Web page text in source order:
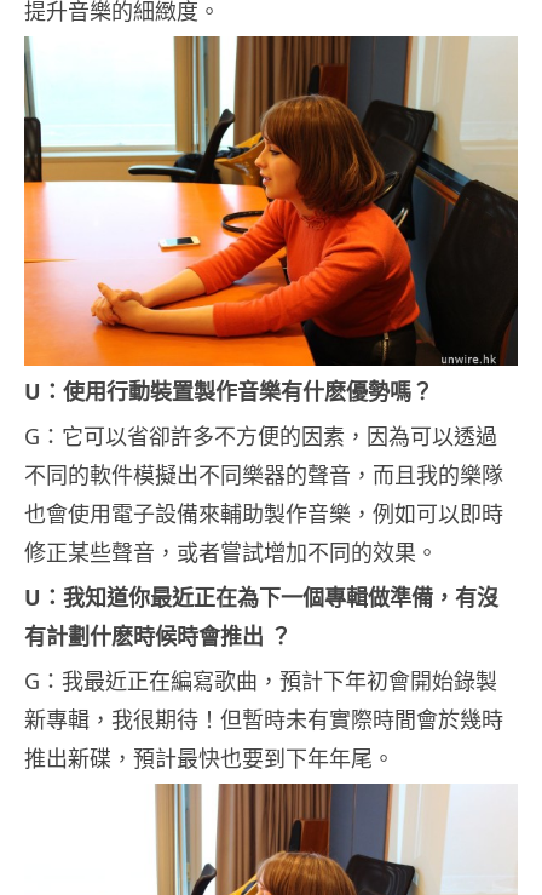
提升音樂的細緻度。
U：使用行動裝置製作音樂有什麽優勢嗎？
G：它可以省卻許多不方便的因素，因為可以透過
不同的軟件模擬出不同樂器的聲音，而且我的樂隊
也會使用電子設備來輔助製作音樂，例如可以即時
修正某些聲音，或者嘗試增加不同的效果。
U：我知道你最近正在為下一個專輯做準備，有沒
有計劃什麽時候時會推出 ？
G：我最近正在編寫歌曲，預計下年初會開始錄製
新專輯，我很期待！但暫時未有實際時間會於幾時
推出新碟，預計最快也要到下年年尾。